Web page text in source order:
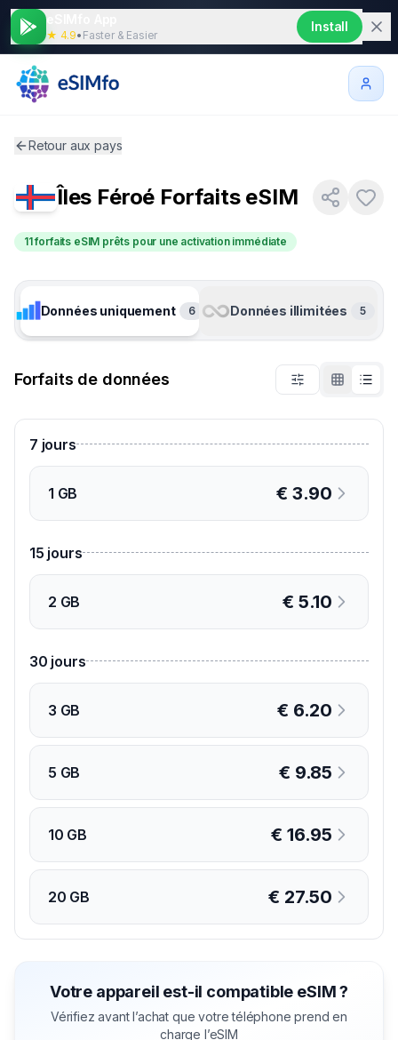
★ 4.9• Faster & Easier
Install
Retour aux pays
Îles Féroé Forfaits eSIM
11 forfaits eSIM prêts pour une activation immédiate
Données uniquement 6 Données illimitées 5
Forfaits de données
7 jours
1 GB € 3.90
15 jours
2 GB € 5.10
30 jours
3 GB € 6.20
5 GB € 9.85
10 GB € 16.95
20 GB € 27.50
Votre appareil est-il compatible eSIM ?
Vérifiez avant l’achat que votre téléphone prend en
charge l’eSIM